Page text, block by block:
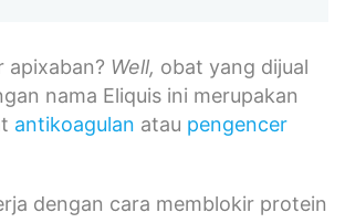
apixaban? Well, obat yang dijual
nama Eliquis ini merupakan
antikoagulan atau pengencer
dengan cara memblokir protein